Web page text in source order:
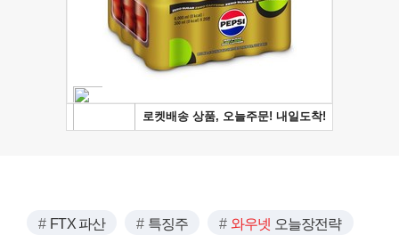
FTX 파산 특징주 와우넷 오늘장전략